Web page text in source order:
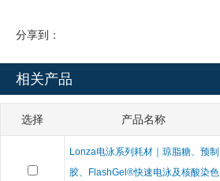
分享到：
相关产品
选择 产品名称
Lonza电泳系列耗材｜琼脂糖、预制
胶、FlashGel®快速电泳及核酸染色